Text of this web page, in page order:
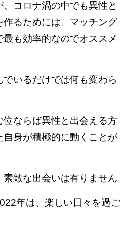
コロナ渦の中でも異性と
作るためには、マッチング
最も効率的なのでオススメ
いるだけでは何も変わら
位ならば異性と出会える方
自身が積極的に動くことが
敵な出会いは有りません
年は、楽しい日々を過ご